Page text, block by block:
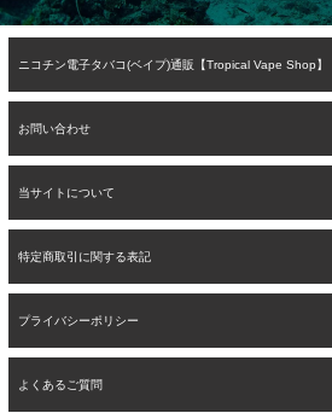
ニコチン電子タバコ(ベイプ)通販【Tropical Vape Shop】
お問い合わせ
当サイトについて
特定商取引に関する表記
プライバシーポリシー
よくあるご質問